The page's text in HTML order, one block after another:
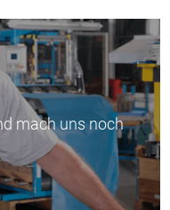
mach uns noch